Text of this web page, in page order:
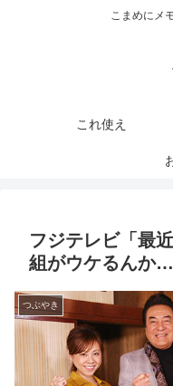
こまめにメ
これ使え
フジテレビ「最
組がウケるんか…
つぶやき